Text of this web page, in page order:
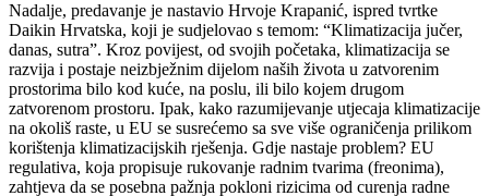
Nadalje, predavanje je nastavio Hrvoje Krapanić, ispred tvrtke
Daikin Hrvatska, koji je sudjelovao s temom: “Klimatizacija jučer,
danas, sutra”. Kroz povijest, od svojih početaka, klimatizacija se
razvija i postaje neizbježnim dijelom naših života u zatvorenim
prostorima bilo kod kuće, na poslu, ili bilo kojem drugom
zatvorenom prostoru. Ipak, kako razumijevanje utjecaja klimatizacije
na okoliš raste, u EU se susrećemo sa sve više ograničenja prilikom
korištenja klimatizacijskih rješenja. Gdje nastaje problem? EU
regulativa, koja propisuje rukovanje radnim tvarima (freonima),
zahtjeva da se posebna pažnja pokloni rizicima od curenja radne